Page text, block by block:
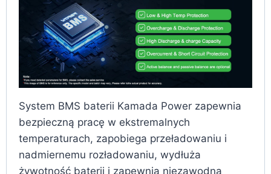
System BMS baterii Kamada Power zapewnia
bezpieczną pracę w ekstremalnych
temperaturach, zapobiega przeładowaniu i
nadmiernemu rozładowaniu, wydłuża
żywotność baterii i zapewnia niezawodną